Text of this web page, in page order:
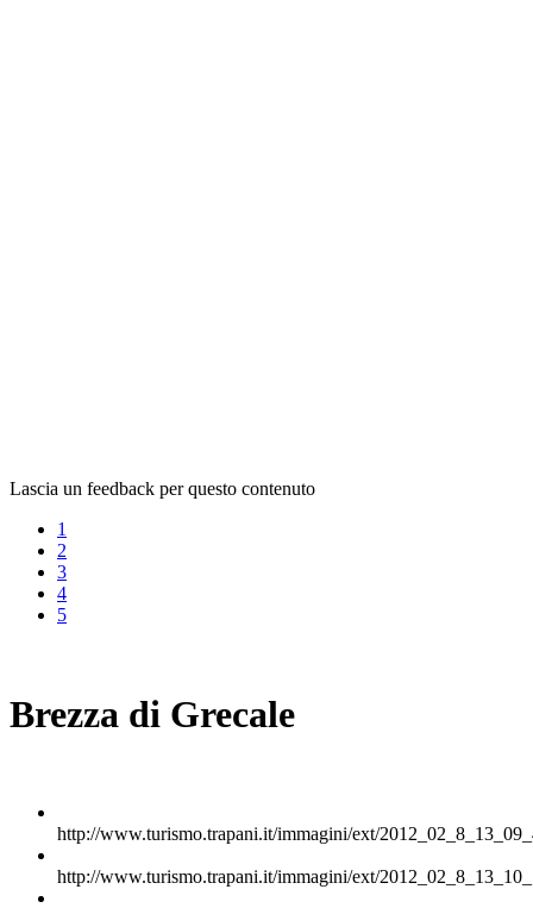
Lascia un feedback per questo contenuto
1
2
3
4
5
Brezza di Grecale
http://www.turismo.trapani.it/immagini/ext/
http://www.turismo.trapani.it/immagini/ext/